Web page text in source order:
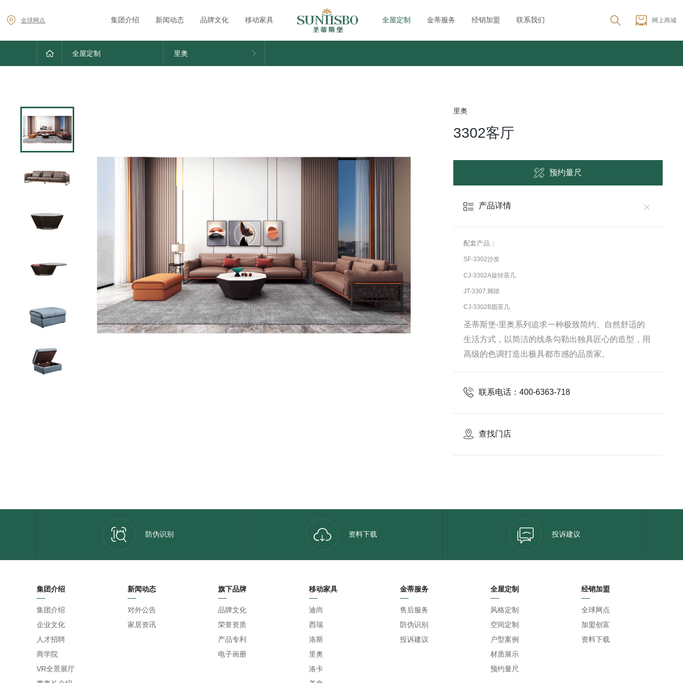
全球网点 集团介绍 新闻动态 品牌文化 移动家具 全屋定制 金蒂服务 经销加盟 联系我们 网上商城
全屋定制 里奥
里奥
3302客厅
预约量尺
产品详情
配套产品：
SF-3302沙发
CJ-3302A旋转茶几
JT-3307 脚踏
CJ-3302B圆茶几
圣蒂斯堡-里奥系列追求一种极致简约、自然舒适的
生活方式，以简洁的线条勾勒出独具匠心的造型，用
高级的色调打造出极具都市感的品质家。
联系电话：400-6363-718
查找门店
防伪识别 资料下载 投诉建议
集团介绍
集团介绍
企业文化
人才招聘
商学院
VR全景展厅
新闻动态
对外公告
家居资讯
旗下品牌
品牌文化
荣誉资质
产品专利
电子画册
移动家具
迪尚
西瑞
洛斯
里奥
洛卡
金蒂服务
售后服务
防伪识别
投诉建议
全屋定制
风格定制
空间定制
户型案例
材质展示
预约量尺
经销加盟
全球网点
加盟创富
资料下载